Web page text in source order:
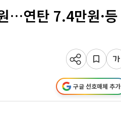
…연탄 7.4만원·등
구글 선호매체 추가